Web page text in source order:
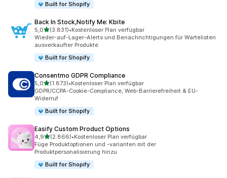
Built for Shopify
Back In Stock,Notify Me: Kbite
5,0von 5 Sternen
(3.831)
3831 Rezensionen insgesamt
•Kostenloser Plan verfügbar
Wieder-auf-Lager-Alerts und Benachrichtigungen für Wartelisten
ausverkaufter Produkte
Built for Shopify
Consentmo GDPR Compliance
5,0von 5 Sternen
(1.873)
1873 Rezensionen insgesamt
•Kostenloser Plan verfügbar
GDPR/CCPA-Cookie-Compliance, Web-Barrierefreiheit & EU-
Widerruf
Built for Shopify
Easify Custom Product Options
4,9von 5 Sternen
(2.866)
2866 Rezensionen insgesamt
•Kostenloser Plan verfügbar
Füge Produktoptionen und -varianten mit der
Produktpersonalisierung hinzu
Built for Shopify